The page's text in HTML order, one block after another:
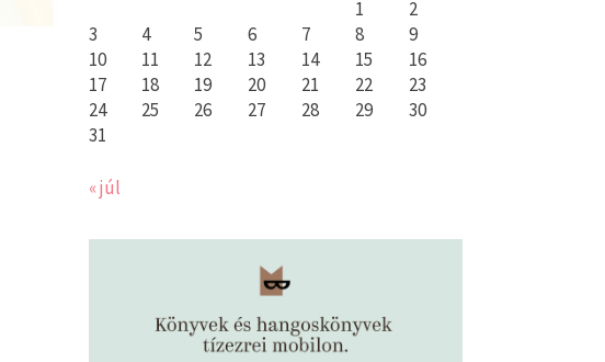
1
2
3
4 5 6 7 8
9
10
11 12 13 14 15
16
17
18 19 20 21 22
23
24
25 26 27 28 29
30
31
« júl